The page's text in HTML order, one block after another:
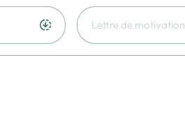
Lettre de motivation